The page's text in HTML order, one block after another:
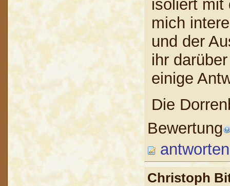
isoliert mit
mich
und der
ihr
einige
Die
Bewertung
antworten
Christoph